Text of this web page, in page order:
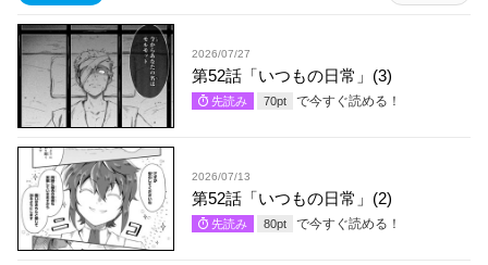
2026/07/27
第52話「いつもの日常」(3)
先読み 70pt で今すぐ読める！
2026/07/13
第52話「いつもの日常」(2)
先読み 80pt で今すぐ読める！